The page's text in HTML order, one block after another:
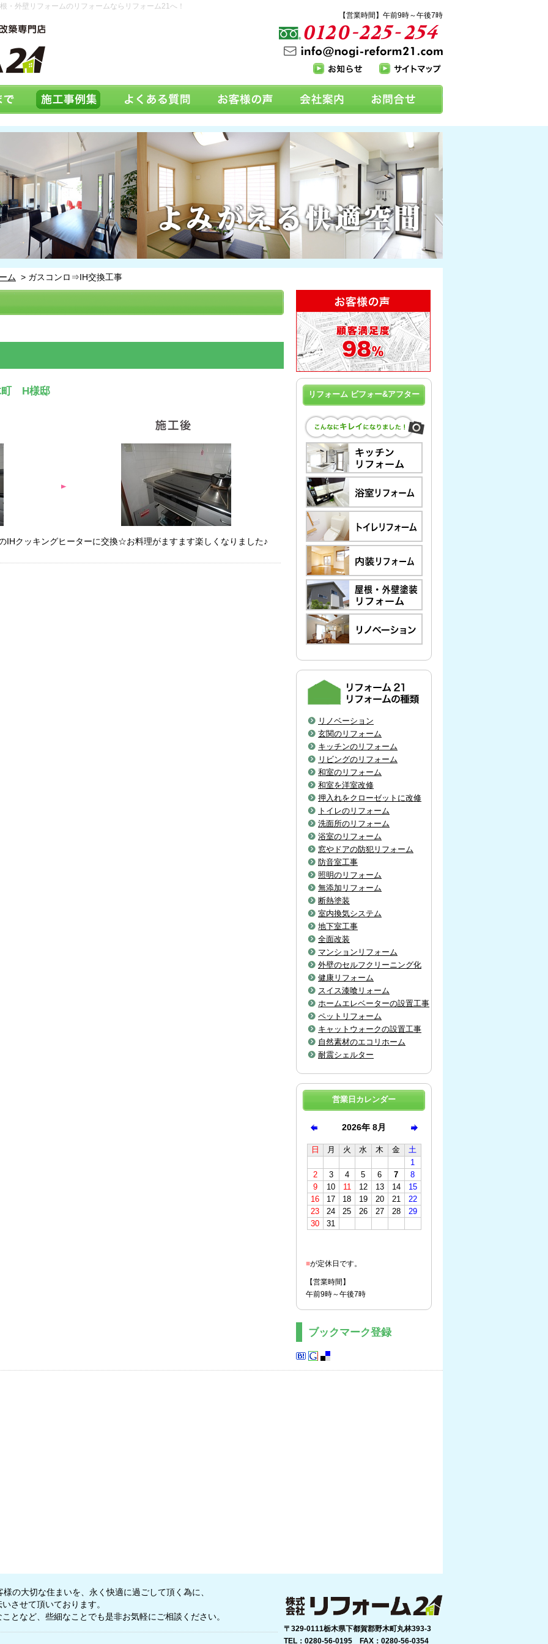
・外壁リフォームのリフォームならリフォーム21へ！
【営業時間】午前9時～午後7時
ム > ガスコンロ⇒IH交換工事
町 H様邸
IHクッキングヒーターに交換☆お料理がますます楽しくなりました♪
リフォーム ビフォー&アフター
リノベーション
玄関のリフォーム
キッチンのリフォーム
リビングのリフォーム
和室のリフォーム
和室を洋室改修
押入れをクローゼットに改修
トイレのリフォーム
洗面所のリフォーム
浴室のリフォーム
窓やドアの防犯リフォーム
防音室工事
照明のリフォーム
無添加リフォーム
断熱塗装
室内換気システム
地下室工事
全面改装
マンションリフォーム
外壁のセルフクリーニング化
健康リフォーム
スイス漆喰リォーム
ホームエレベーターの設置工事
ペットリフォーム
キャットウォークの設置工事
自然素材のエコリホーム
耐震シェルター
営業日カレンダー
■が定休日です。
【営業時間】
午前9時～午後7時
ブックマーク登録
の大切な住まいを、永く快適に過ごして頂く為に、
させて頂いております。
となど、些細なことでも是非お気軽にご相談ください。
〒329-0111栃木県下都賀郡野木町丸林393-3
TEL：0280-56-0195 FAX：0280-56-0354